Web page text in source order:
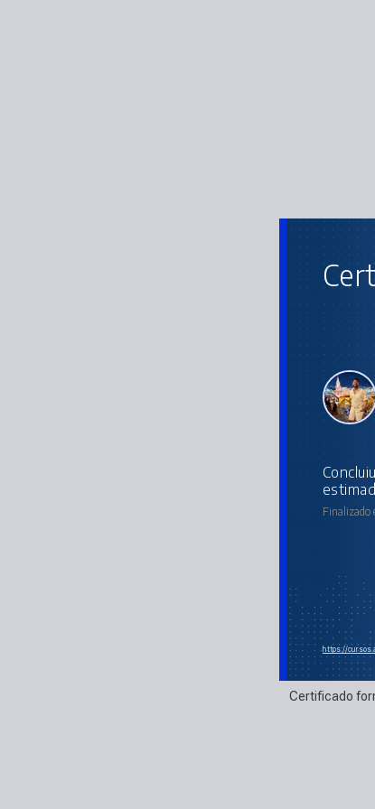
concluiu o curso online com carga horária
Finalizado
https://
Certificado